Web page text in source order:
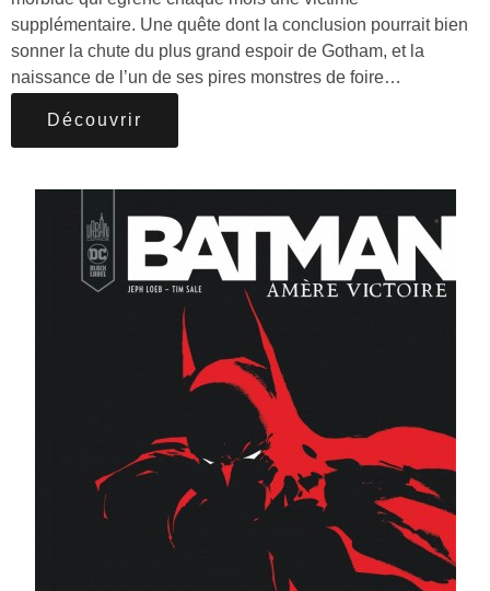
supplémentaire. Une quête dont la conclusion pourrait bien
sonner la chute du plus grand espoir de Gotham, et la
naissance de l’un de ses pires monstres de foire…
Découvrir